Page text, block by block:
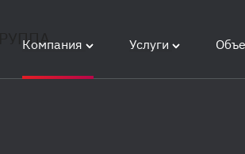
Компания Услуги